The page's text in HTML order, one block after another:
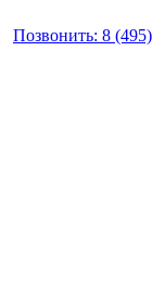
Позвонить: 8 (495)